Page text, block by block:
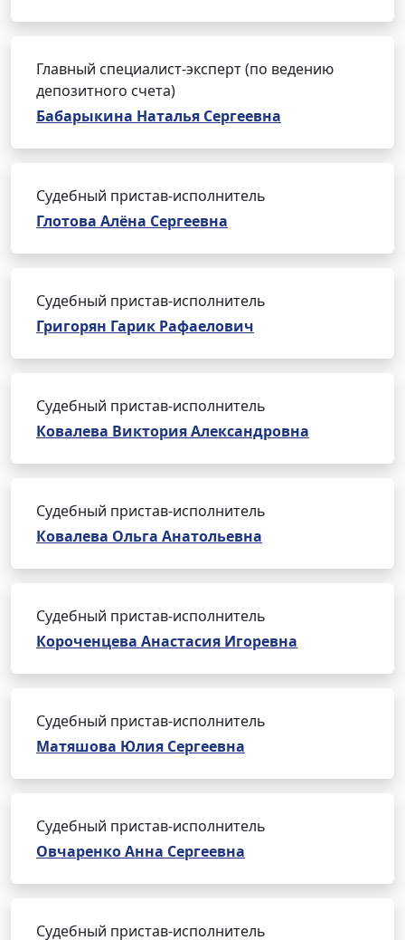
Главный специалист-эксперт (по ведению
депозитного счета)
Бабарыкина Наталья Сергеевна
Судебный пристав-исполнитель
Глотова Алёна Сергеевна
Судебный пристав-исполнитель
Григорян Гарик Рафаелович
Судебный пристав-исполнитель
Ковалева Виктория Александровна
Судебный пристав-исполнитель
Ковалева Ольга Анатольевна
Судебный пристав-исполнитель
Короченцева Анастасия Игоревна
Судебный пристав-исполнитель
Матяшова Юлия Сергеевна
Судебный пристав-исполнитель
Овчаренко Анна Сергеевна
Судебный пристав-исполнитель